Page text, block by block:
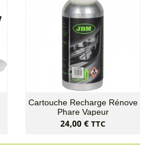
Cartouche Recharge Rénove
Phare Vapeur
Prix
24,00 € TTC